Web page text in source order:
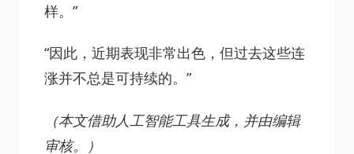
样。”
“因此，近期表现非常出色，但过去这些连
涨并不总是可持续的。”
（本文借助人工智能工具生成，并由编辑
审核。）